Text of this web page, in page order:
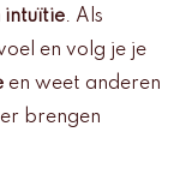
intuïtie. Als
en volg je je
en weet anderen
brengen